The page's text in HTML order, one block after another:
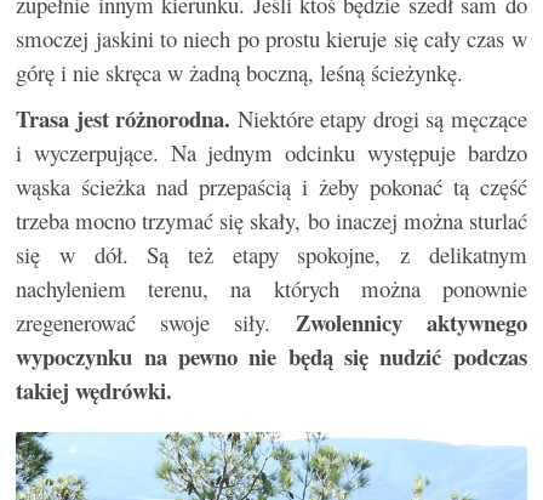
smoczej jaskini to niech po prostu kieruje się cały czas w
górę i nie skręca w żadną boczną, leśną ścieżynkę.
Trasa jest różnorodna. Niektóre etapy drogi są męczące
i wyczerpujące. Na jednym odcinku występuje bardzo
wąska ścieżka nad przepaścią i żeby pokonać tą część
trzeba mocno trzymać się skały, bo inaczej można sturlać
się w dół. Są też etapy spokojne, z delikatnym
nachyleniem terenu, na których można ponownie
zregenerować swoje siły. Zwolennicy aktywnego
wypoczynku na pewno nie będą się nudzić podczas
takiej wędrówki.